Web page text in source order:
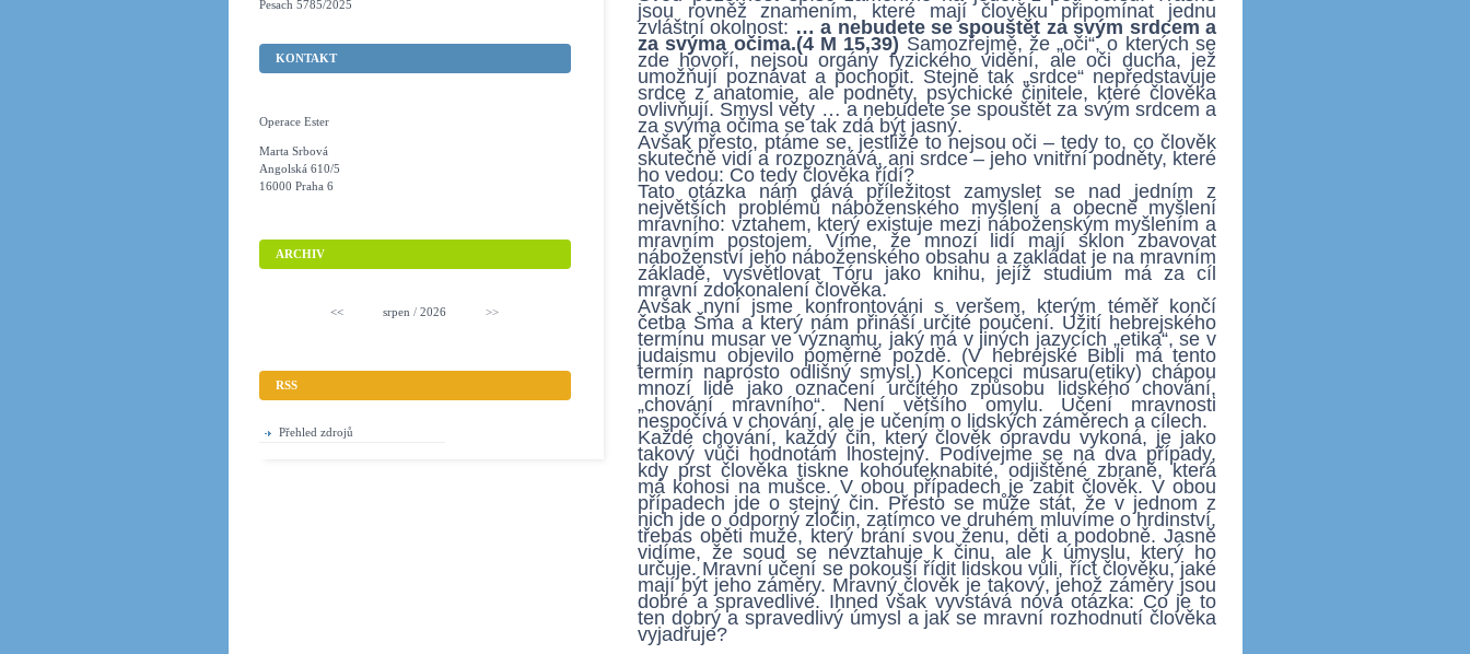
jsou rovněž znamením, které mají člověku připomínat jednu
zvláštní okolnost: … a nebudete se spouštět za svým srdcem a
za svýma očima.(4 M 15,39) Samozřejmě, že „oči“, o kterých se
zde hovoří, nejsou orgány fyzického vidění, ale oči ducha, jež
umožňují poznávat a pochopit. Stejně tak „srdce“ nepředstavuje
srdce z anatomie, ale podněty, psychické činitele, které člověka
ovlivňují. Smysl věty … a nebudete se spouštět za svým srdcem a
za svýma očima se tak zdá být jasný.
Avšak přesto, ptáme se, jestliže to nejsou oči – tedy to, co člověk
skutečně vidí a rozpoznává, ani srdce – jeho vnitřní podněty, které
ho vedou: Co tedy člověka řídí?
Tato otázka nám dává příležitost zamyslet se nad jedním z
největších problémů náboženského myšlení a obecně myšlení
mravního: vztahem, který existuje mezi náboženským myšlením a
mravním postojem. Víme, že mnozí lidí mají sklon zbavovat
náboženství jeho náboženského obsahu a zakládat je na mravním
základě, vysvětlovat Tóru jako knihu, jejíž studium má za cíl
mravní zdokonalení člověka.
Avšak nyní jsme konfrontováni s veršem, kterým téměř končí
četba Šma a který nám přináší určité poučení. Užití hebrejského
termínu musar ve významu, jaký má v jiných jazycích „etika“, se v
judaismu objevilo poměrně pozdě. (V hebrejské Bibli má tento
termín naprosto odlišný smysl.) Koncepci musaru(etiky) chápou
mnozí lidé jako označení určitého způsobu lidského chování,
„chování mravního“. Není většího omylu. Učení mravnosti
nespočívá v chování, ale je učením o lidských záměrech a cílech.
Každé chování, každý čin, který člověk opravdu vykoná, je jako
takový vůči hodnotám lhostejný. Podívejme se na dva případy,
kdy prst člověka tiskne kohouteknabité, odjištěné zbraně, která
má kohosi na mušce. V obou případech je zabit člověk. V obou
případech jde o stejný čin. Přesto se může stát, že v jednom z
nich jde o odporný zločin, zatímco ve druhém mluvíme o hrdinství,
třebas oběti muže, který brání svou ženu, děti a podobně. Jasně
vidíme, že soud se nevztahuje k činu, ale k úmyslu, který ho
určuje. Mravní učení se pokouší řídit lidskou vůli, říct člověku, jaké
mají být jeho záměry. Mravný člověk je takový, jehož záměry jsou
dobré a spravedlivé. Ihned však vyvstává nová otázka: Co je to
ten dobrý a spravedlivý úmysl a jak se mravní rozhodnutí člověka
vyjadřuje?
Pesach 5785/2025
KONTAKT
Operace Ester
Marta Srbová
Angolská 610/5
16000 Praha 6
ARCHIV
<< srpen / 2026 >>
RSS
Přehled zdrojů